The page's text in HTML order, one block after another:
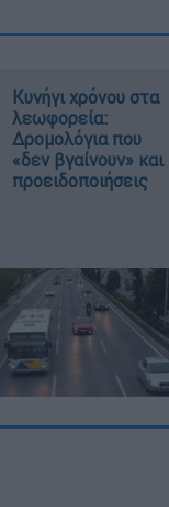
Κυνήγι χρόνου στα
λεωφορεία:
Δρομολόγια που
«δεν βγαίνουν» και
προειδοποιήσεις